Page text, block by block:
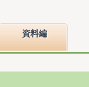
資料編